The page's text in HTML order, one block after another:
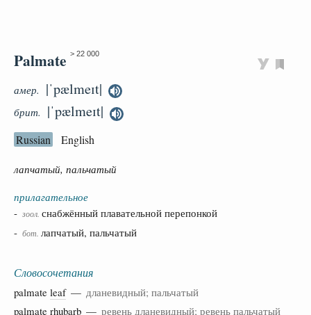
Palmate > 22 000
амер. |ˈpælmeɪt|
брит. |ˈpælmeɪt|
Russian English
лапчатый, пальчатый
прилагательное
- зоол. снабжённый плавательной перепонкой
- бот. лапчатый, пальчатый
Словосочетания
palmate leaf— дланевидный; пальчатый
palmate rhubarb — ревень дланевидный; ревень пальчатый